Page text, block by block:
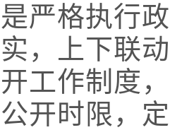
格执行政
，上下联
工作制度
开时限，